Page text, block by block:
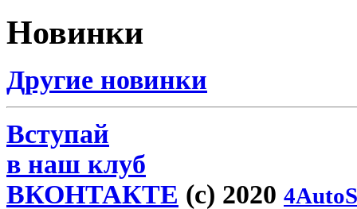
Новинки
Другие новинки
Вступай
в наш клуб
ВКОНТАКТЕ (c) 2020